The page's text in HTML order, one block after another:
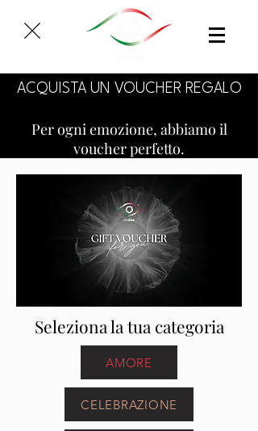
ACQUISTA UN VOUCHER REGALO
Per ogni emozione, abbiamo il
voucher perfetto.
Seleziona la tua categoria
AMORE
CELEBRAZIONE